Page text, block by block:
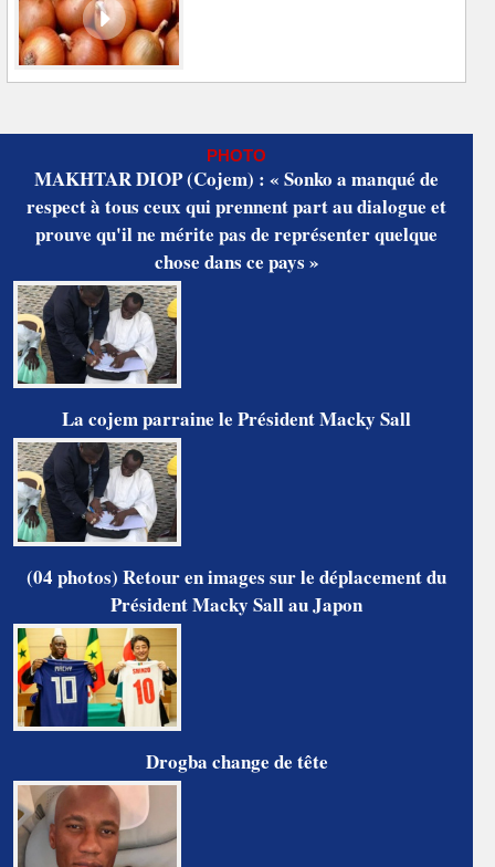
PHOTO
MAKHTAR DIOP (Cojem) : « Sonko a manqué de
respect à tous ceux qui prennent part au dialogue et
prouve qu'il ne mérite pas de représenter quelque
chose dans ce pays »
La cojem parraine le Président Macky Sall
(04 photos) Retour en images sur le déplacement du
Président Macky Sall au Japon
Drogba change de tête